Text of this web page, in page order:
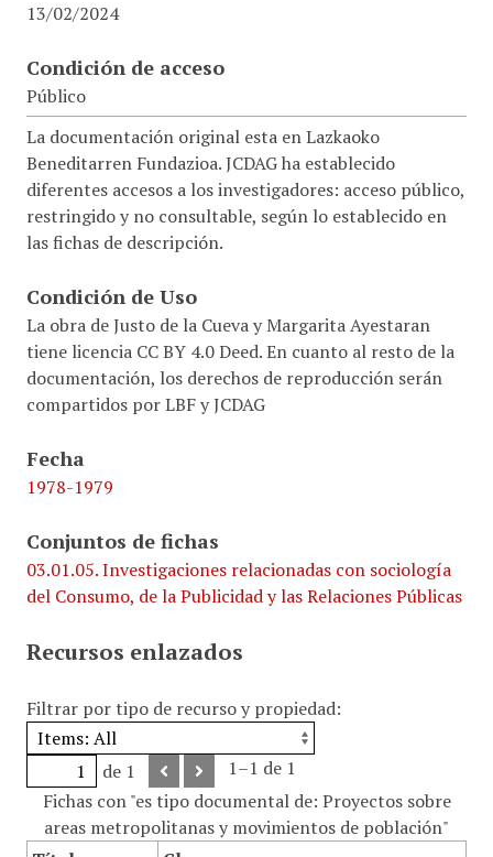
13/02/2024
Condición de acceso
Público
La documentación original esta en Lazkaoko
Beneditarren Fundazioa. JCDAG ha establecido
diferentes accesos a los investigadores: acceso público,
restringido y no consultable, según lo establecido en
las fichas de descripción.
Condición de Uso
La obra de Justo de la Cueva y Margarita Ayestaran
tiene licencia CC BY 4.0 Deed. En cuanto al resto de la
documentación, los derechos de reproducción serán
compartidos por LBF y JCDAG
Fecha
1978-1979
Conjuntos de fichas
03.01.05. Investigaciones relacionadas con sociología
del Consumo, de la Publicidad y las Relaciones Públicas
Recursos enlazados
Filtrar por tipo de recurso y propiedad:
de 1
1–1 de 1
Fichas con "es tipo documental de: Proyectos sobre
areas metropolitanas y movimientos de población"